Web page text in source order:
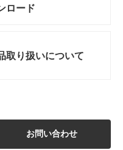
ロード
取り扱いについて
お問い合わせ